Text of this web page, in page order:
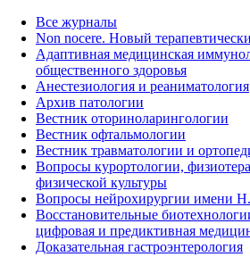
Все журналы
Non nocere. Новый
Адаптивная медицинская
общественного здоровья
Анестезиология и реаниматология
Архив патологии
Вестник оториноларингологии
Вестник офтальмологии
Вестник травматологии и
Вопросы курортологии,
физической культуры
Вопросы нейрохирургии имени
Восстановительные
цифровая и предиктивная
Доказательная гастроэнтерология